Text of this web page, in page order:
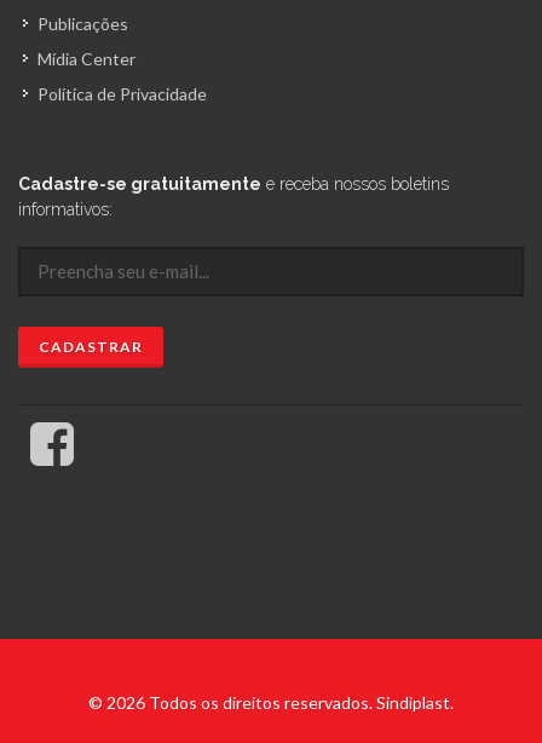
Publicações
Mídia Center
Política de Privacidade
Cadastre-se gratuitamente e receba nossos boletins
informativos:
© 2026 Todos os direitos reservados. Sindiplast.